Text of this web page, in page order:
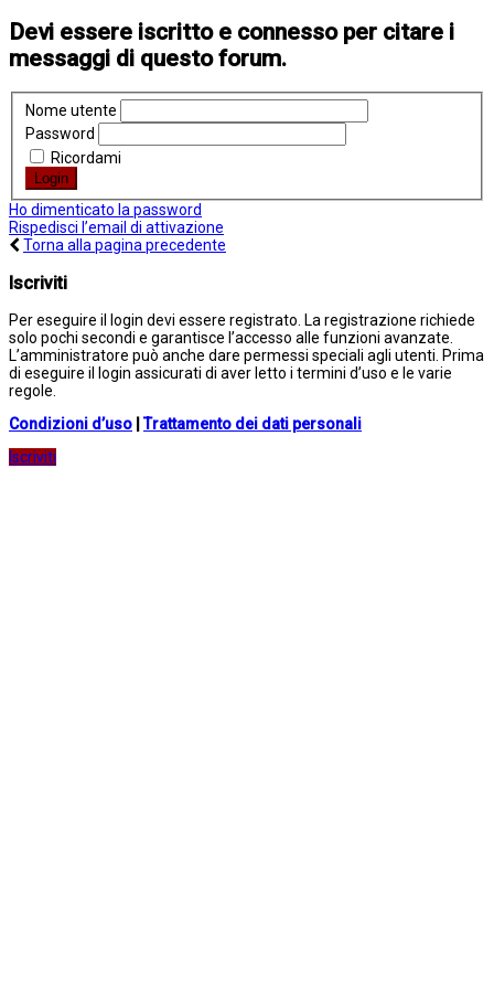
Devi essere iscritto e connesso per citare i
messaggi di questo forum.
Nome utente
Password
Ricordami
Ho dimenticato la password
Rispedisci l’email di attivazione
Torna alla pagina precedente
Iscriviti
Per eseguire il login devi essere registrato. La registrazione richiede
solo pochi secondi e garantisce l’accesso alle funzioni avanzate.
L’amministratore può anche dare permessi speciali agli utenti. Prima
di eseguire il login assicurati di aver letto i termini d’uso e le varie
regole.
Condizioni d’uso |Trattamento dei dati personali
Iscriviti